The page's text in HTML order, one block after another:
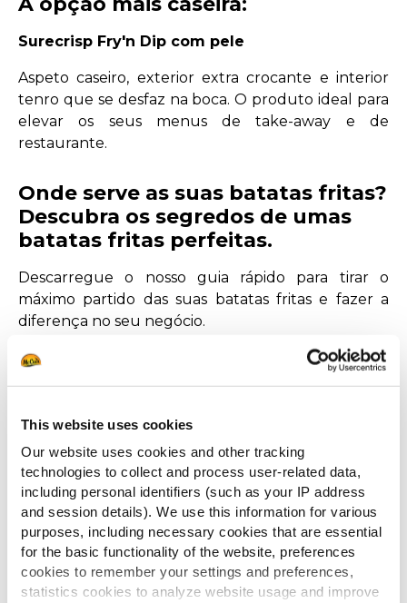
This website uses cookies
Our website uses cookies and other tracking
technologies to collect and process user-related data,
including personal identifiers (such as your IP address
and session details). We use this information for various
purposes, including necessary cookies that are essential
for the basic functionality of the website, preferences
cookies to remember your settings and preferences,
statistics cookies to analyze website usage and improve
Surecrisp Fry'n Dip com pele
Aspeto caseiro, exterior extra crocante e interior
tenro que se desfaz na boca. O produto ideal para
elevar os seus menus de take-away e de
restaurante.
Onde serve as suas batatas fritas?
Descubra os segredos de umas
batatas fritas perfeitas.
Descarregue o nosso guia rápido para tirar o
máximo partido das suas batatas fritas e fazer a
diferença no seu negócio.